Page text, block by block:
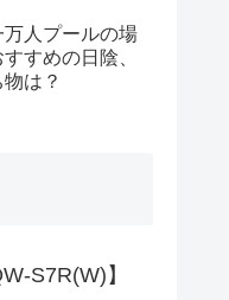
人プールの場
すめの日陰、
は？
S7R(W)】